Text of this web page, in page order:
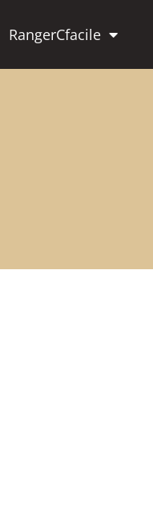
RangerCfacile